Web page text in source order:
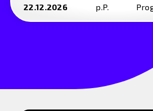
22.12.2026
p.P.